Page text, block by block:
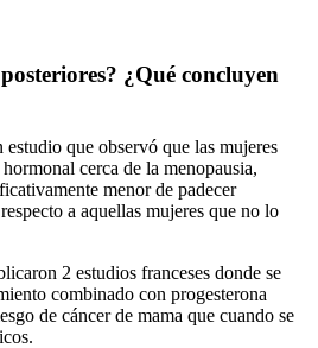
¿Qué concluyen
que observó que las mujeres
cerca de la menopausia,
menor de padecer
a aquellas mujeres que no lo
2 estudios franceses donde se
combinado con progesterona
de cáncer de mama que cuando se